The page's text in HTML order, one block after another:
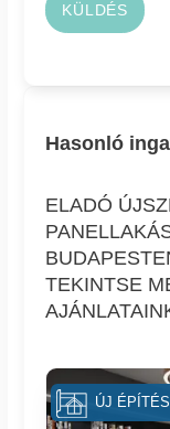
KÜLDÉS
Hasonló
ELADÓ
TEKINTSE
ÚJ